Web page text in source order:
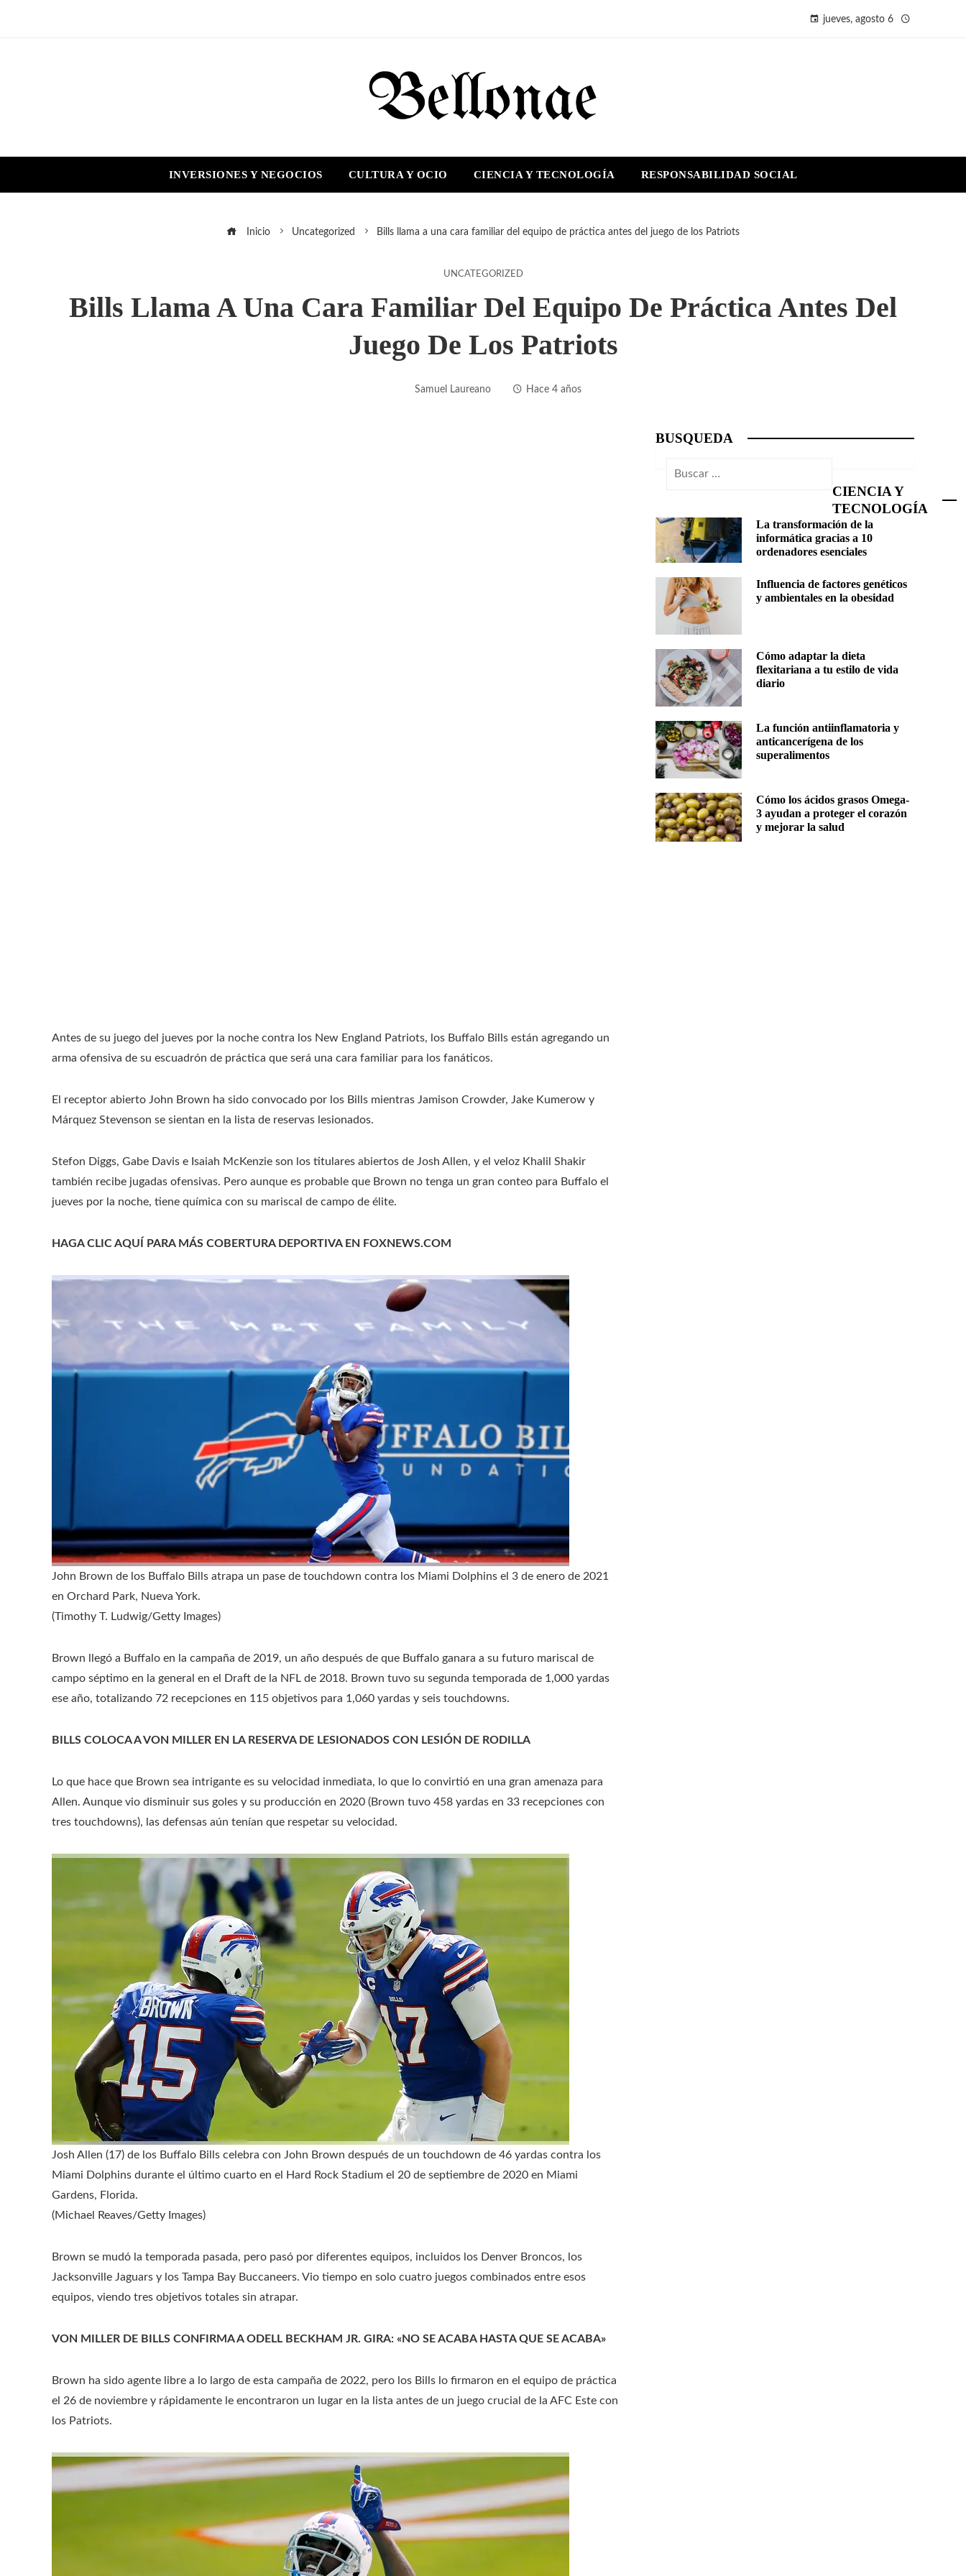
jueves, agosto 6
INVERSIONES Y NEGOCIOS CULTURA Y OCIO CIENCIA Y TECNOLOGÍA RESPONSABILIDAD SOCIAL
Inicio Uncategorized Bills llama a una cara familiar del equipo de práctica antes del juego de los Patriots
UNCATEGORIZED
Bills Llama A Una Cara Familiar Del Equipo De Práctica Antes Del
Juego De Los Patriots
Samuel Laureano Hace 4 años
Antes de su juego del jueves por la noche contra los New England Patriots, los Buffalo Bills están agregando un
arma ofensiva de su escuadrón de práctica que será una cara familiar para los fanáticos.
El receptor abierto John Brown ha sido convocado por los Bills mientras Jamison Crowder, Jake Kumerow y
Márquez Stevenson se sientan en la lista de reservas lesionados.
Stefon Diggs, Gabe Davis e Isaiah McKenzie son los titulares abiertos de Josh Allen, y el veloz Khalil Shakir
también recibe jugadas ofensivas. Pero aunque es probable que Brown no tenga un gran conteo para Buffalo el
jueves por la noche, tiene química con su mariscal de campo de élite.
HAGA CLIC AQUÍ PARA MÁS COBERTURA DEPORTIVA EN FOXNEWS.COM
John Brown de los Buffalo Bills atrapa un pase de touchdown contra los Miami Dolphins el 3 de enero de 2021
en Orchard Park, Nueva York.
(Timothy T. Ludwig/Getty Images)
Brown llegó a Buffalo en la campaña de 2019, un año después de que Buffalo ganara a su futuro mariscal de
campo séptimo en la general en el Draft de la NFL de 2018. Brown tuvo su segunda temporada de 1,000 yardas
ese año, totalizando 72 recepciones en 115 objetivos para 1,060 yardas y seis touchdowns.
BILLS COLOCA A VON MILLER EN LA RESERVA DE LESIONADOS CON LESIÓN DE RODILLA
Lo que hace que Brown sea intrigante es su velocidad inmediata, lo que lo convirtió en una gran amenaza para
Allen. Aunque vio disminuir sus goles y su producción en 2020 (Brown tuvo 458 yardas en 33 recepciones con
tres touchdowns), las defensas aún tenían que respetar su velocidad.
Josh Allen (17) de los Buffalo Bills celebra con John Brown después de un touchdown de 46 yardas contra los
Miami Dolphins durante el último cuarto en el Hard Rock Stadium el 20 de septiembre de 2020 en Miami
Gardens, Florida.
(Michael Reaves/Getty Images)
Brown se mudó la temporada pasada, pero pasó por diferentes equipos, incluidos los Denver Broncos, los
Jacksonville Jaguars y los Tampa Bay Buccaneers. Vio tiempo en solo cuatro juegos combinados entre esos
equipos, viendo tres objetivos totales sin atrapar.
VON MILLER DE BILLS CONFIRMA A ODELL BECKHAM JR. GIRA: «NO SE ACABA HASTA QUE SE ACABA»
Brown ha sido agente libre a lo largo de esta campaña de 2022, pero los Bills lo firmaron en el equipo de práctica
el 26 de noviembre y rápidamente le encontraron un lugar en la lista antes de un juego crucial de la AFC Este con
los Patriots.
BUSQUEDA
Buscar:
CIENCIA Y
TECNOLOGÍA
La transformación de la
informática gracias a 10
ordenadores esenciales
Influencia de factores genéticos
y ambientales en la obesidad
Cómo adaptar la dieta
flexitariana a tu estilo de vida
diario
La función antiinflamatoria y
anticancerígena de los
superalimentos
Cómo los ácidos grasos Omega-
3 ayudan a proteger el corazón
y mejorar la salud